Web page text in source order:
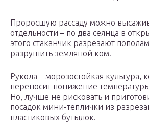
Проросшую рассаду можно
отдельности – по два сеянца в
этого стаканчик разрезают
разрушить земляной ком.
Рукола – морозостойкая культура,
переносит понижение
Но, лучше не рисковать и
посадок мини-теплички из
пластиковых бутылок.